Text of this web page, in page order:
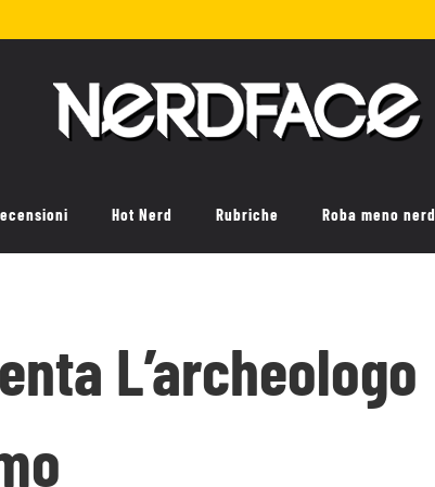
Hot Nerd Rubriche Roba meno nerd
L’archeologo